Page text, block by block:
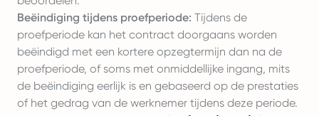
Beëindiging tijdens proefperiode: Tijdens de
proefperiode kan het contract doorgaans worden
beëindigd met een kortere opzegtermijn dan na de
proefperiode, of soms met onmiddellijke ingang, mits
de beëindiging eerlijk is en gebaseerd op de prestaties
of het gedrag van de werknemer tijdens deze periode.